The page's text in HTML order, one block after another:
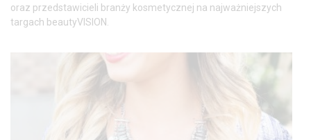
oraz przedstawicieli branży kosmetycznej na najważniejszych
targach beautyVISION.